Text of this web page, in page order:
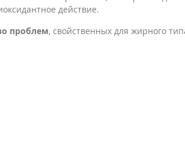
действие.
проблем, свойственных для жирного